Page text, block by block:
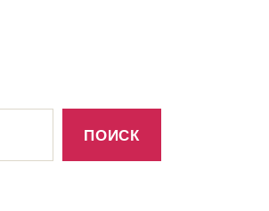
ПОИСК